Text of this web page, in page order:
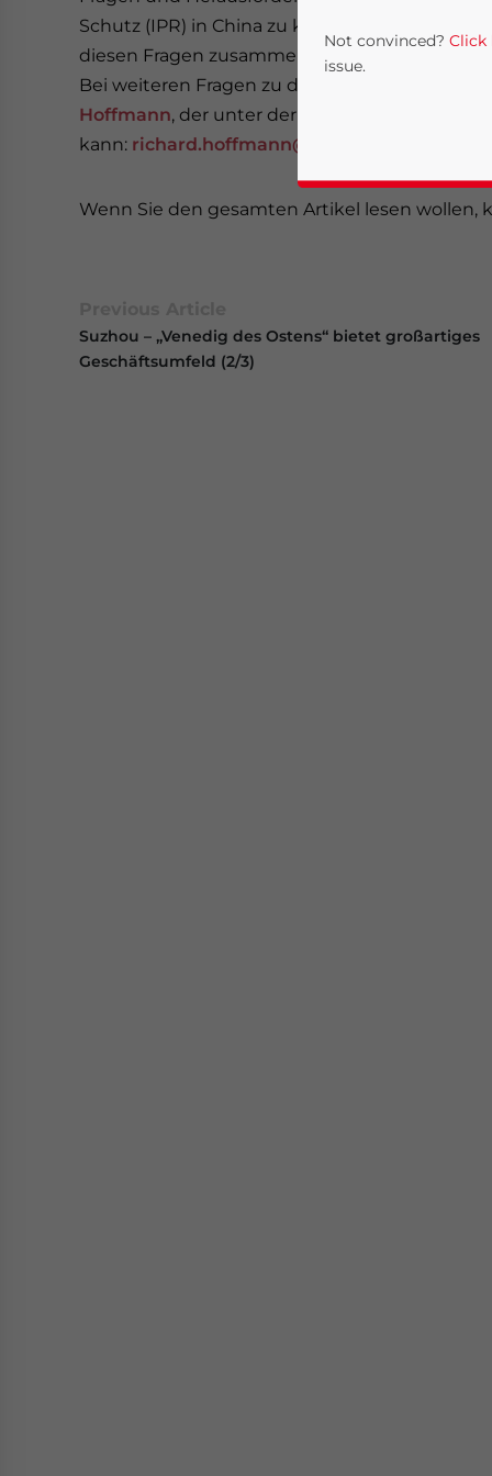
Schutz (IPR) in China zu kämpfen. In diesem
diesen Fragen zusammen und wir bieten
Bei weiteren Fragen zu diesem Thema,
Hoffmann, der unter der folgenden
kann: richard.hoffmann@dezshira.com
Wenn Sie den gesamten Artikel lesen wollen,
Suzhou – „Venedig des Ostens“ bietet großartiges
Geschäftsumfeld (2/3)
Not convinced? Click
issue.